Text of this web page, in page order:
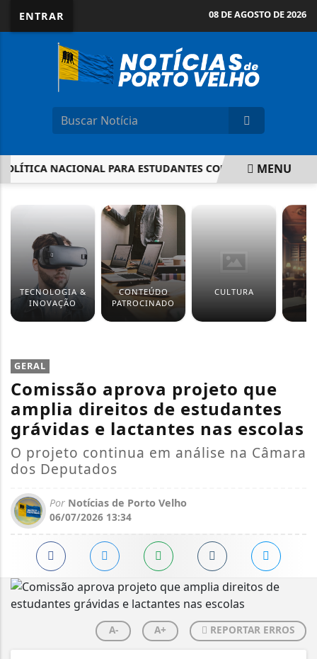
ENTRAR 08 DE AGOSTO DE 2026
NACIONAL PARA ESTUDANTES COM ALTAS MENU
TECNOLOGIA &
INOVAÇÃO
CONTEÚDO
PATROCINADO
CULTURA
GERAL
Comissão aprova projeto que
amplia direitos de estudantes
grávidas e lactantes nas escolas
O projeto continua em análise na Câmara
dos Deputados
Por Notícias de Porto Velho
06/07/2026 13:34
A- A+ REPORTAR ERROS